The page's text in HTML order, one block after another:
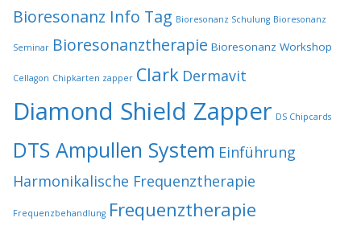
Bioresonanz Info Tag Bioresonanz Schulung Bioresonanz
Seminar Bioresonanztherapie Bioresonanz Workshop
Cellagon Chipkarten zapper Clark Dermavit
Diamond Shield Zapper DS Chipcards
DTS Ampullen System Einführung
Harmonikalische Frequenztherapie
Frequenzbehandlung Frequenztherapie